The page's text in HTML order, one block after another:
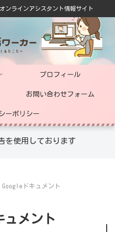
ンラインアシスタント情報サイト
プロフィール
お問い合わせフォーム
ーポリシー
を使用しております
Googleドキュメント
ュメント